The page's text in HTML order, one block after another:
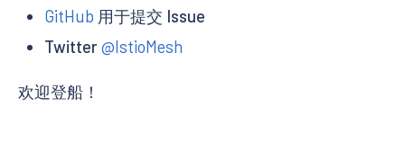
GitHub 用于提交 Issue
Twitter@IstioMesh
欢迎登船！